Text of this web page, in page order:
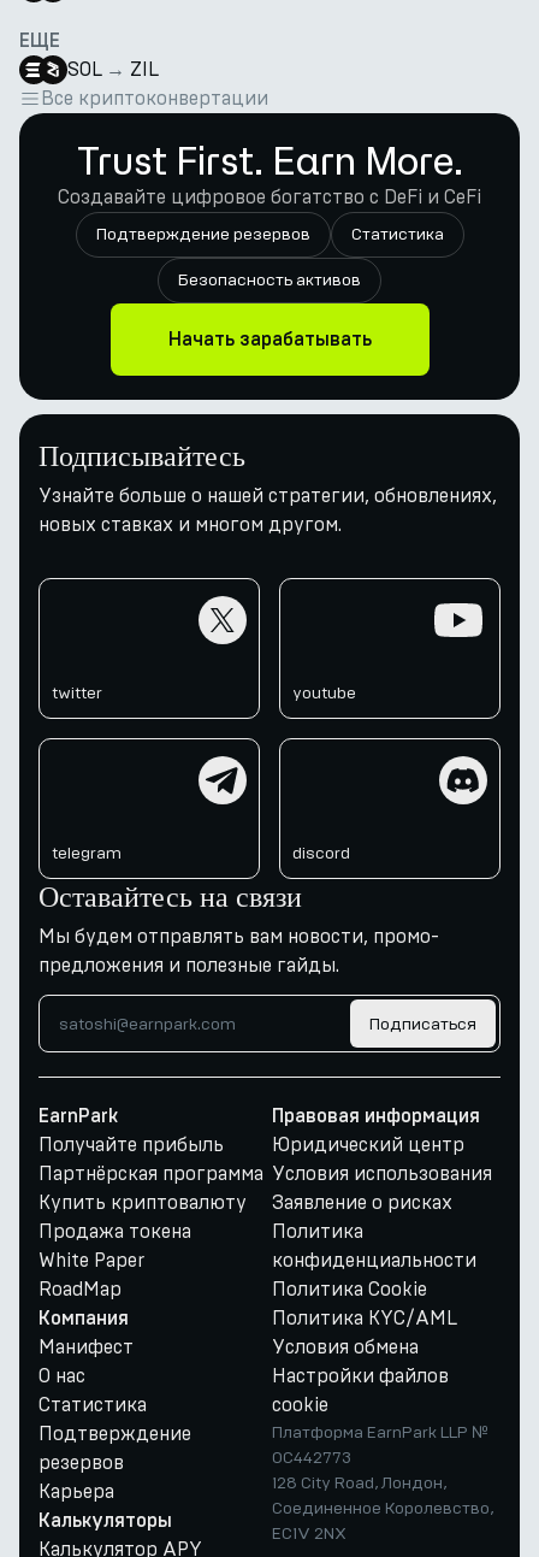
ЕЩЕ
SOL → ZIL
Все криптоконвертации
Trust First. Earn More.
Создавайте цифровое богатство с DeFi и CeFi
Подтверждение резервов Статистика
Безопасность активов
Начать зарабатывать
Подписывайтесь
Узнайте больше о нашей стратегии, обновлениях,
новых ставках и многом другом.
twitter youtube
telegram discord
Оставайтесь на связи
Мы будем отправлять вам новости, промо-
предложения и полезные гайды.
Подписаться
EarnPark
Получайте прибыль
Партнёрская программа
Купить криптовалюту
Продажа токена
White Paper
RoadMap
Компания
Манифест
О нас
Статистика
Подтверждение
резервов
Карьера
Калькуляторы
Калькулятор APY
Правовая информация
Юридический центр
Условия использования
Заявление о рисках
Политика
конфиденциальности
Политика Cookie
Политика KYC/AML
Условия обмена
Настройки файлов
cookie
Платформа EarnPark LLP №
OC442773
128 City Road, Лондон,
Соединенное Королевство,
EC1V 2NX